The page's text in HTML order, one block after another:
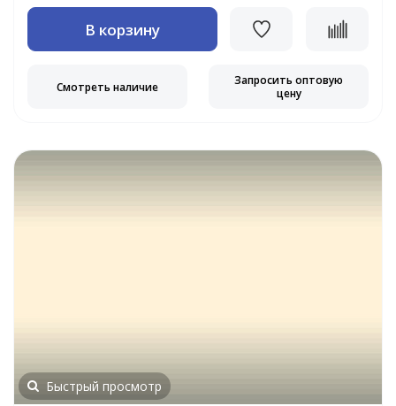
В корзину
Смотреть наличие
Запросить оптовую
цену
Быстрый просмотр